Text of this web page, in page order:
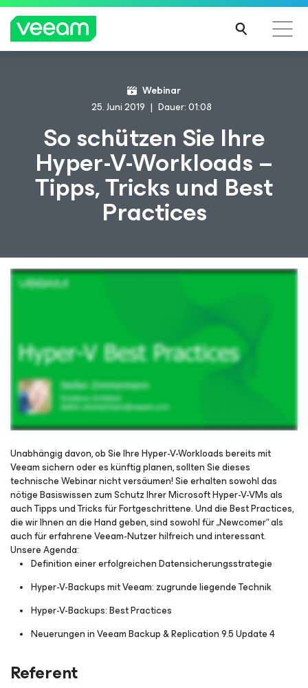
Hinweise von Veeam für Kunden, die vom Content-
Update von CrowdStrike betroffen sind
ERFA
Webinar
25. Juni 2019
Dauer: 01:08
So schützen Sie Ihre
Hyper-V-Workloads –
Tipps, Tricks und Best
Practices
Für Webinar registrieren
Unabhängig davon, ob Sie Ihre Hyper-V-Workloads bereits mit
Veeam sichern oder es künftig planen, sollten Sie dieses
technische Webinar nicht versäumen! Sie erhalten sowohl das
nötige Basiswissen zum Schutz Ihrer Microsoft Hyper-V-VMs als
auch Tipps und Tricks für Fortgeschrittene. Und die Best Practices,
die wir Ihnen an die Hand geben, sind sowohl für „Newcomer“ als
auch für erfahrene Veeam-Nutzer hilfreich und interessant.
Unsere Agenda:
Definition einer erfolgreichen Datensicherungsstrategie
Hyper-V-Backups mit Veeam: zugrunde liegende Technik
Hyper-V-Backups: Best Practices
Neuerungen in Veeam Backup & Replication 9.5 Update 4
Referent